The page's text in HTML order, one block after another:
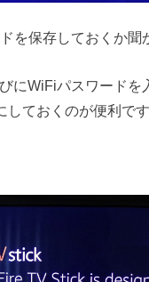
を保存しておくか聞
にWiFiパスワードを
しておくのが便利です